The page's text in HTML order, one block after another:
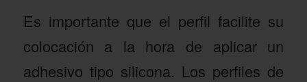
Es importante que el perfil facilite su
colocación a la hora de aplicar un
adhesivo tipo silicona. Los perfiles de